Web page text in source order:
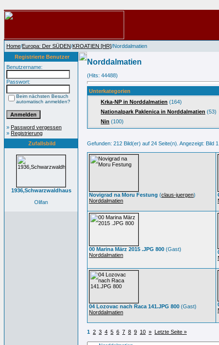
Home/Europa: Der SÜDEN/KROATIEN [HR]/Norddalmatien
Registrierte Benutzer
Benutzername:
Passwort:
Beim nächsten Besuch
automatisch anmelden?
» Password vergessen
» Registrierung
Zufallsbild
1936,Schwarzwaldhaus
Olifan
Norddalmatien
(Hits: 44488)
Unterkategorien
Krka-NP in Norddalmatien (164)
Nationalpark Paklenica in Norddalmatien (53)
Nin (100)
Gefunden: 212 Bild(er) auf 24 Seite(n). Angezeigt: Bild
Novigrad na Moru Festung (claus-juergen)
Norddalmatien
00 Marina März 2015 .JPG 800 (Gast)
Norddalmatien
04 Lozovac nach Raca 141.JPG 800 (Gast)
Norddalmatien
1 2 3 4 5 6 7 8 9 10 » Letzte Seite »